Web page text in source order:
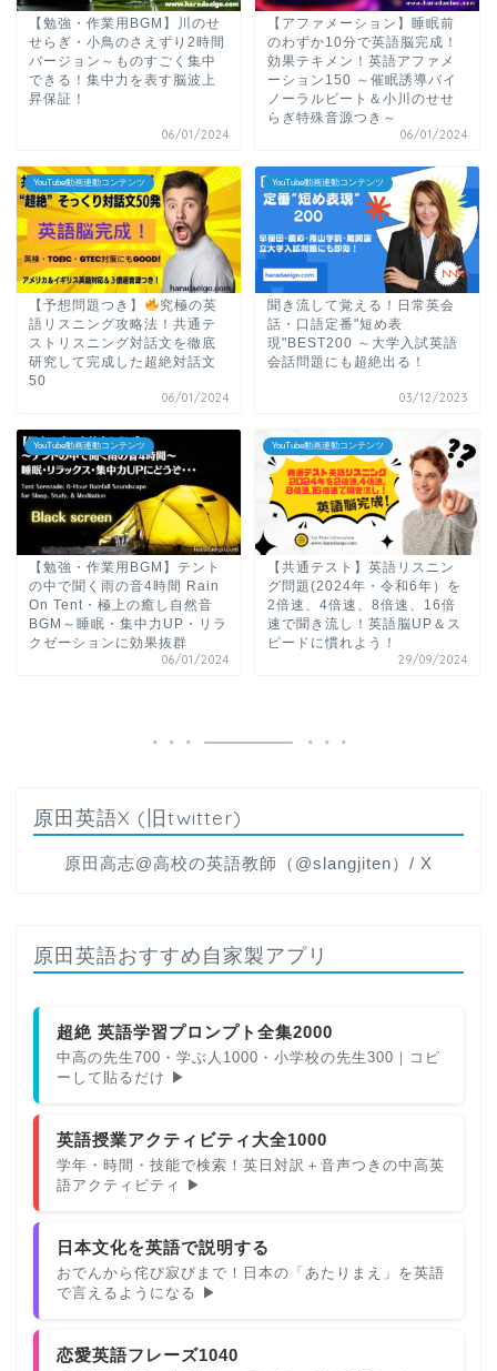
【勉強・作業用BGM】川のせ
せらぎ・小鳥のさえずり2時間
バージョン～ものすごく集中
できる！集中力を表す脳波上
昇保証！
06/01/2024
【アファメーション】睡眠前
のわずか10分で英語脳完成！
効果テキメン！英語アファメ
ーション150 ～催眠誘導バイ
ノーラルビート＆小川のせせ
らぎ特殊音源つき～
06/01/2024
YouTube動画連動コンテンツ
【予想問題つき】
究極の英
語リスニング攻略法！共通テ
ストリスニング対話文を徹底
研究して完成した超絶対話文
50
06/01/2024
YouTube動画連動コンテンツ
聞き流して覚える！日常英会
話・口語定番"短め表
現"BEST200 ～大学入試英語
会話問題にも超絶出る！
03/12/2023
YouTube動画連動コンテンツ
【勉強・作業用BGM】テント
の中で聞く雨の音4時間 Rain
On Tent・極上の癒し自然音
BGM～睡眠・集中力UP・リラ
クゼーションに効果抜群
06/01/2024
YouTube動画連動コンテンツ
【共通テスト】英語リスニン
グ問題(2024年・令和6年）を
2倍速、4倍速、8倍速、16倍
速で聞き流し！英語脳UP＆ス
ピードに慣れよう！
29/09/2024
原田英語X (旧twitter)
原田高志@高校の英語教師（@slangjiten）/ X
原田英語おすすめ自家製アプリ
超絶 英語学習プロンプト全集2000
中高の先生700・学ぶ人1000・小学校の先生300｜コピ
ーして貼るだけ ▶
英語授業アクティビティ大全1000
学年・時間・技能で検索！英日対訳＋音声つきの中高英
語アクティビティ ▶
日本文化を英語で説明する
おでんから侘び寂びまで！日本の「あたりまえ」を英語
で言えるようになる ▶
恋愛英語フレーズ1040